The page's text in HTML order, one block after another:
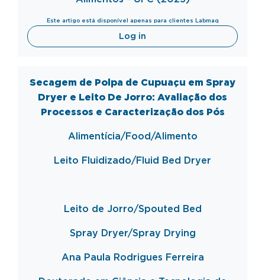
Este artigo está disponível apenas para clientes Labmaq
Log in
Secagem de Polpa de Cupuaçu em Spray
Dryer e Leito De Jorro: Avaliação dos
Processos e Caracterização dos Pós
Alimentícia/Food/Alimento
Leito Fluidizado/Fluid Bed Dryer
Leito de Jorro/Spouted Bed
Spray Dryer/Spray Drying
Ana Paula Rodrigues Ferreira